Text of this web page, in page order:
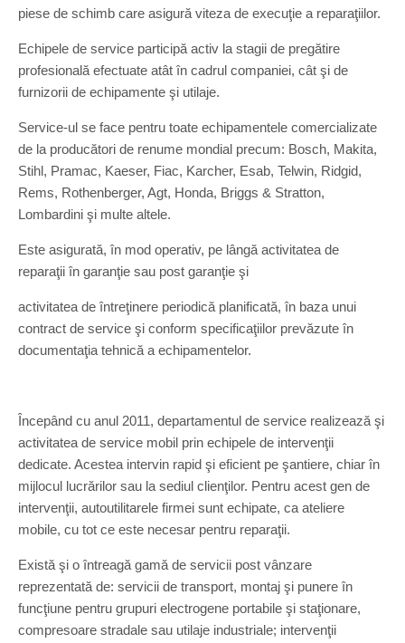
piese de schimb care asigură viteza de execuţie a reparaţiilor.
Echipele de service participă activ la stagii de pregătire
profesională efectuate atât în cadrul companiei, cât şi de
furnizorii de echipamente şi utilaje.
Service-ul se face pentru toate echipamentele comercializate
de la producători de renume mondial precum: Bosch, Makita,
Stihl, Pramac, Kaeser, Fiac, Karcher, Esab, Telwin, Ridgid,
Rems, Rothenberger, Agt, Honda, Briggs & Stratton,
Lombardini şi multe altele.
Este asigurată, în mod operativ, pe lângă activitatea de
reparaţii în garanţie sau post garanţie şi
activitatea de întreţinere periodică planificată, în baza unui
contract de service şi conform specificaţiilor prevăzute în
documentaţia tehnică a echipamentelor.
Începând cu anul 2011, departamentul de service realizează şi
activitatea de service mobil prin echipele de intervenţii
dedicate. Acestea intervin rapid şi eficient pe şantiere, chiar în
mijlocul lucrărilor sau la sediul clienţilor. Pentru acest gen de
intervenţii, autoutilitarele firmei sunt echipate, ca ateliere
mobile, cu tot ce este necesar pentru reparaţii.
Există şi o întreagă gamă de servicii post vânzare
reprezentată de: servicii de transport, montaj şi punere în
funcţiune pentru grupuri electrogene portabile şi staţionare,
compresoare stradale sau utilaje industriale; intervenţii